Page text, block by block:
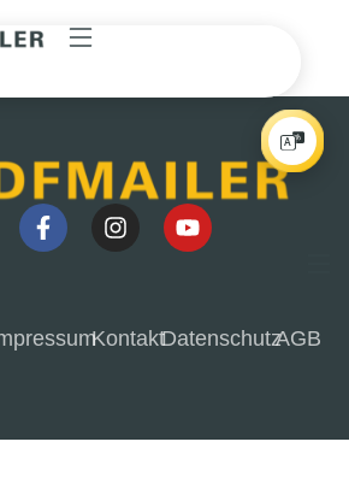
KontaktDatenschutzAGB